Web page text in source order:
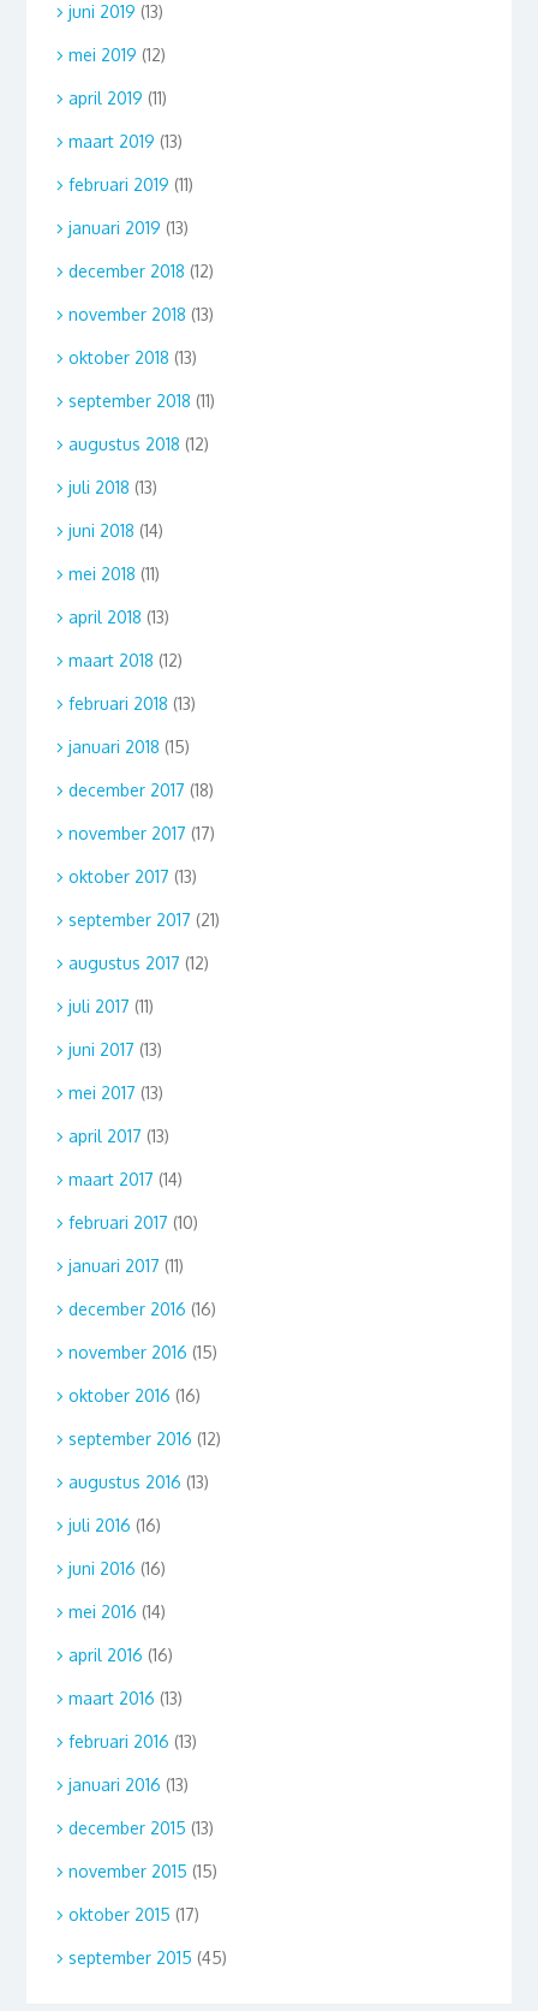
juni 2019 (13)
mei 2019 (12)
april 2019 (11)
maart 2019 (13)
februari 2019 (11)
januari 2019 (13)
december 2018 (12)
november 2018 (13)
oktober 2018 (13)
september 2018 (11)
augustus 2018 (12)
juli 2018 (13)
juni 2018 (14)
mei 2018 (11)
april 2018 (13)
maart 2018 (12)
februari 2018 (13)
januari 2018 (15)
december 2017 (18)
november 2017 (17)
oktober 2017 (13)
september 2017 (21)
augustus 2017 (12)
juli 2017 (11)
juni 2017 (13)
mei 2017 (13)
april 2017 (13)
maart 2017 (14)
februari 2017 (10)
januari 2017 (11)
december 2016 (16)
november 2016 (15)
oktober 2016 (16)
september 2016 (12)
augustus 2016 (13)
juli 2016 (16)
juni 2016 (16)
mei 2016 (14)
april 2016 (16)
maart 2016 (13)
februari 2016 (13)
januari 2016 (13)
december 2015 (13)
november 2015 (15)
oktober 2015 (17)
september 2015 (45)